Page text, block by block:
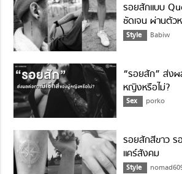
รอยสักแบบ
ชัดเจน ผ่านตัว
ร่าง
Style Babiw
“รอยสัก” ส่ง
หญิงหรือไม่?
Sex porko
รอยสักสีขาว ร
แคร์สังคม
Style